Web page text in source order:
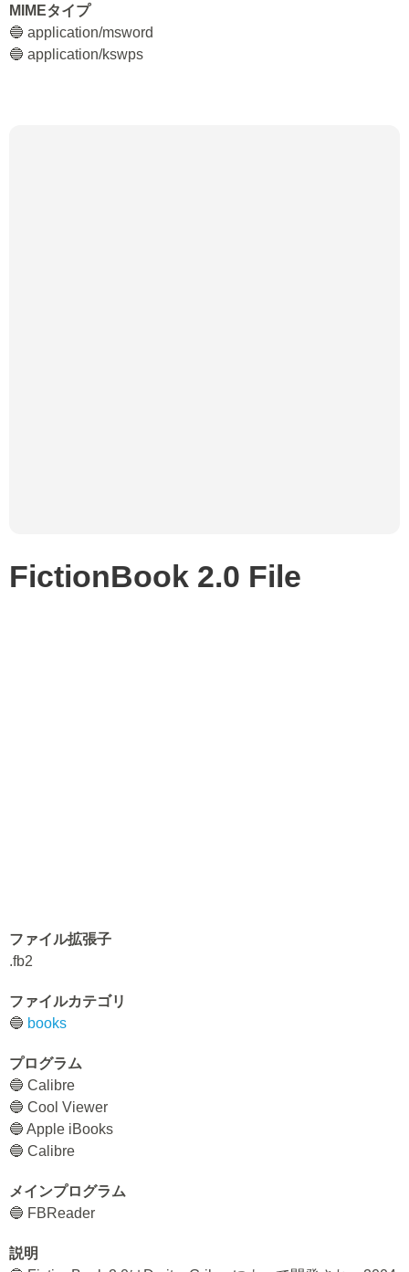
MIMEタイプ
🔵 application/msword
🔵 application/kswps
FictionBook 2.0 File
ファイル拡張子
.fb2
ファイルカテゴリ
🔵 books
プログラム
🔵 Calibre
🔵 Cool Viewer
🔵 Apple iBooks
🔵 Calibre
メインプログラム
🔵 FBReader
説明